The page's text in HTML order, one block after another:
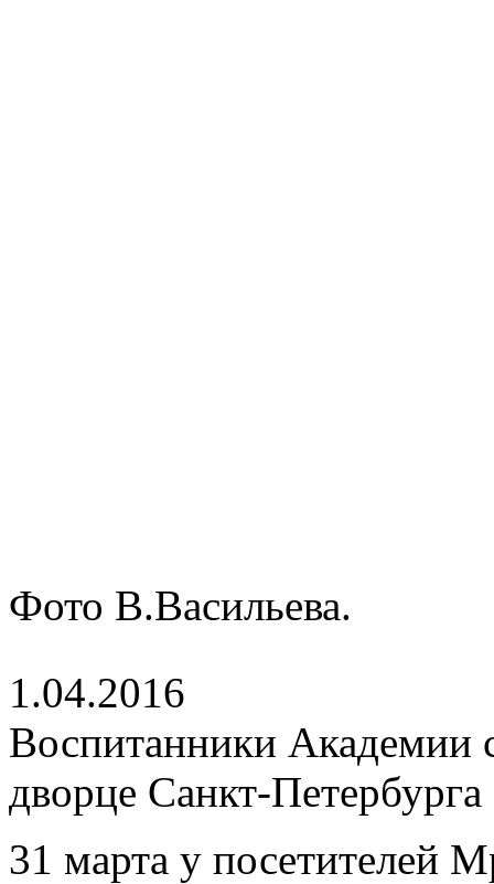
Фото В.Васильева.
1.04.2016
Воспитанники Академии
дворце Санкт-Петербурга
31 марта у посетителей